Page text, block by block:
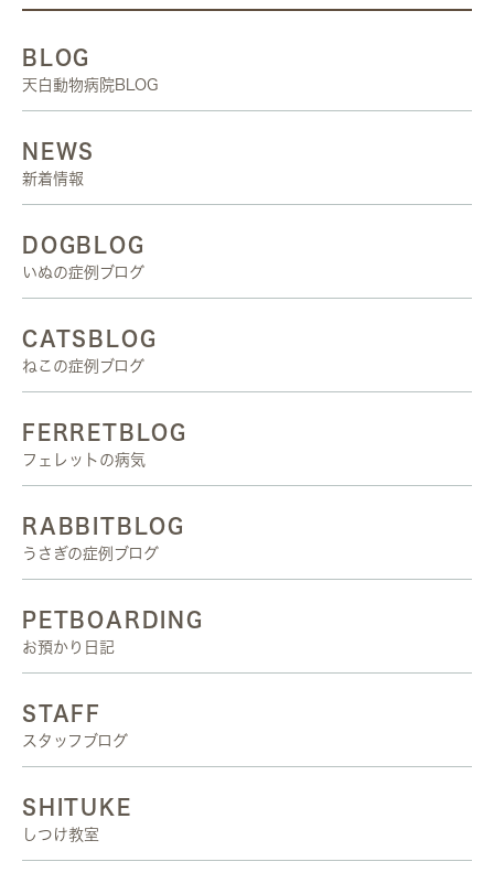
BLOG
天白動物病院BLOG
NEWS
新着情報
DOGBLOG
いぬの症例ブログ
CATSBLOG
ねこの症例ブログ
FERRETBLOG
フェレットの病気
RABBITBLOG
うさぎの症例ブログ
PETBOARDING
お預かり日記
STAFF
スタッフブログ
SHITUKE
しつけ教室